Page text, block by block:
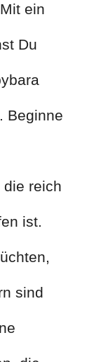
ein
Du
Beginne
die reich
ist.
sind